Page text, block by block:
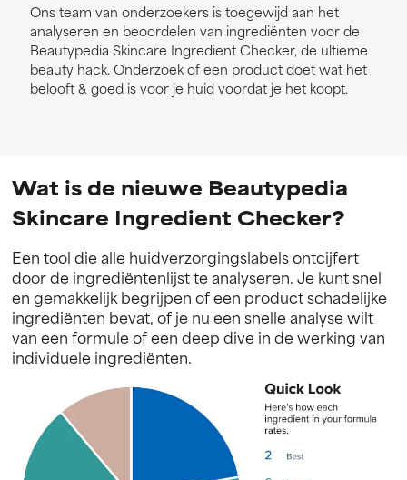
Ons team van onderzoekers is toegewijd aan het
analyseren en beoordelen van ingrediënten voor de
Beautypedia Skincare Ingredient Checker, de ultieme
beauty hack. Onderzoek of een product doet wat het
belooft & goed is voor je huid voordat je het koopt.
Wat is de nieuwe Beautypedia
Skincare Ingredient Checker?
Een tool die alle huidverzorgingslabels ontcijfert
door de ingrediëntenlijst te analyseren. Je kunt snel
en gemakkelijk begrijpen of een product schadelijke
ingrediënten bevat, of je nu een snelle analyse wilt
van een formule of een deep dive in de werking van
individuele ingrediënten.